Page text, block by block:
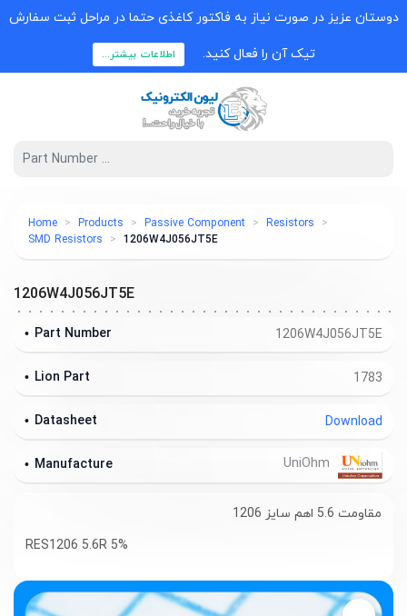
دوستان عزیز در صورت نیاز به فاکتور کاغذی حتما در مراحل ثبت سفارش
تیک آن را فعال کنید. اطلاعات بیشتر...
Home Products Passive Component
Resistors
SMD Resistors
1206W4J056JT5E
1206W4J056JT5E
1206W4J056JT5E
Part Number
1783
Lion Part
Download
Datasheet
Manufacture
مقاومت 5.6 اهم سایز 1206
RES1206 5.6R 5%